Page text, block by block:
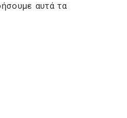
αυτά τα